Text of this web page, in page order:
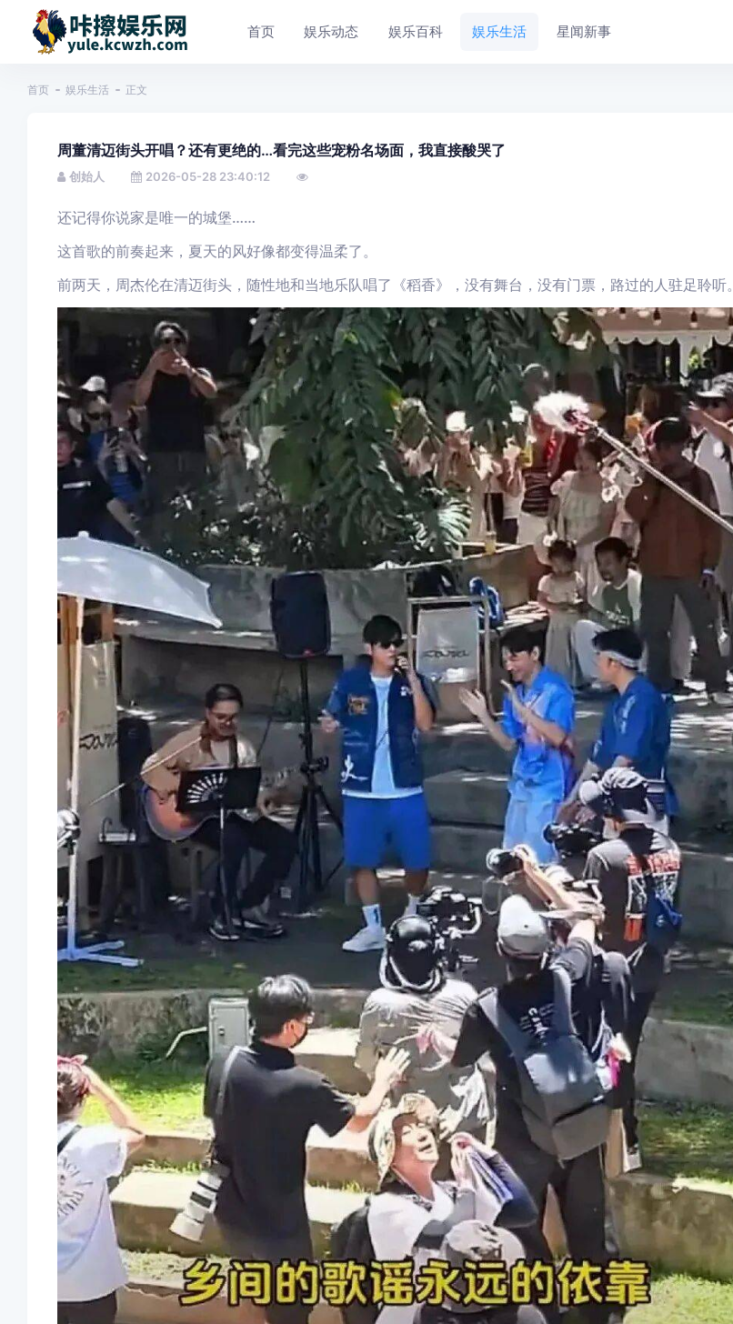
首页 娱乐动态 娱乐百科 娱乐生活 星闻新事
首页 娱乐生活 正文
周董清迈街头开唱？还有更绝的…看完这些宠粉名场面，我直接酸哭了
创始人 2026-05-28 23:40:12
还记得你说家是唯一的城堡……
这首歌的前奏起来，夏天的风好像都变得温柔了。
前两天，周杰伦在清迈街头，随性地和当地乐队唱了《稻香》， 没有舞台，没有门票，路过的人驻足聆听。